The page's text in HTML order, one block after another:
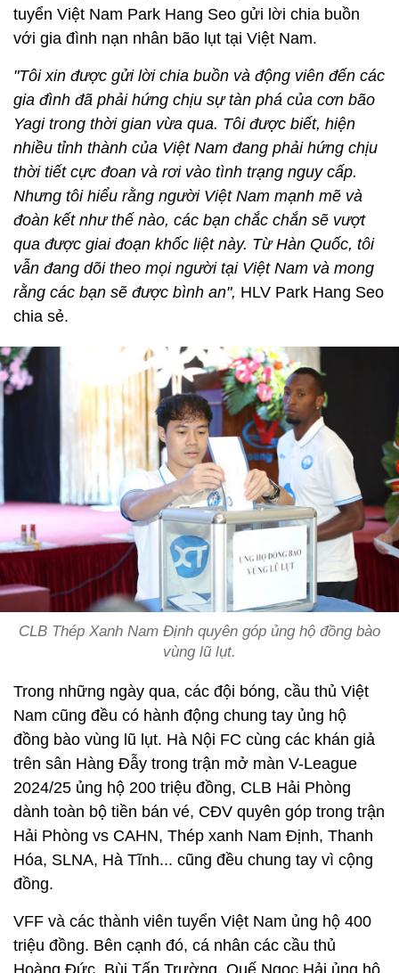
tuyển Việt Nam Park Hang Seo gửi lời chia buồn
với gia đình nạn nhân bão lụt tại Việt Nam.
"Tôi xin được gửi lời chia buồn và động viên đến các
gia đình đã phải hứng chịu sự tàn phá của cơn bão
Yagi trong thời gian vừa qua. Tôi được biết, hiện
nhiều tỉnh thành của Việt Nam đang phải hứng chịu
thời tiết cực đoan và rơi vào tình trạng nguy cấp.
Nhưng tôi hiểu rằng người Việt Nam mạnh mẽ và
đoàn kết như thế nào, các bạn chắc chắn sẽ vượt
qua được giai đoạn khốc liệt này. Từ Hàn Quốc, tôi
vẫn đang dõi theo mọi người tại Việt Nam và mong
rằng các bạn sẽ được bình an", HLV Park Hang Seo
chia sẻ.
CLB Thép Xanh Nam Định quyên góp ủng hộ đồng bào
vùng lũ lụt.
Trong những ngày qua, các đội bóng, cầu thủ Việt
Nam cũng đều có hành động chung tay ủng hộ
đồng bào vùng lũ lụt. Hà Nội FC cùng các khán giả
trên sân Hàng Đẫy trong trận mở màn V-League
2024/25 ủng hộ 200 triệu đồng, CLB Hải Phòng
dành toàn bộ tiền bán vé, CĐV quyên góp trong trận
Hải Phòng vs CAHN, Thép xanh Nam Định, Thanh
Hóa, SLNA, Hà Tĩnh... cũng đều chung tay vì cộng
đồng.
VFF và các thành viên tuyển Việt Nam ủng hộ 400
triệu đồng. Bên cạnh đó, cá nhân các cầu thủ
Hoàng Đức, Bùi Tấn Trường, Quế Ngọc Hải ủng hộ